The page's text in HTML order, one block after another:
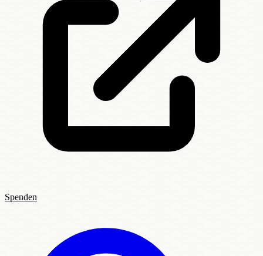
Spenden